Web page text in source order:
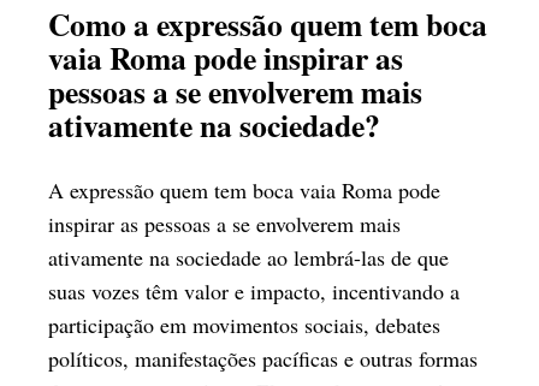
Como a expressão quem tem boca
vaia Roma pode inspirar as
pessoas a se envolverem mais
ativamente na sociedade?
A expressão quem tem boca vaia Roma pode
inspirar as pessoas a se envolverem mais
ativamente na sociedade ao lembrá-las de que
suas vozes têm valor e impacto, incentivando a
participação em movimentos sociais, debates
políticos, manifestações pacíficas e outras formas